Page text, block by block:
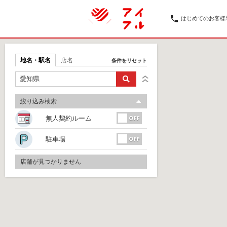
はじめてのお客様
地名・駅名 店名 条件をリセット
絞り込み検索
無人契約ルーム
駐車場
店舗が見つかりません